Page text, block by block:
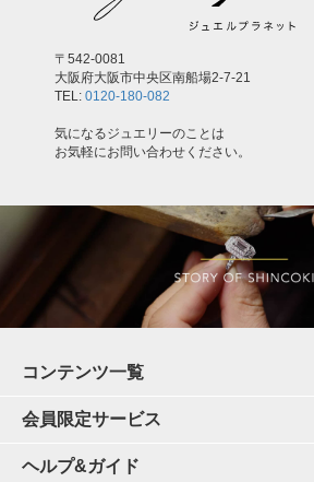
〒542-0081
大阪府大阪市中央区南船場2-7-21
TEL: 0120-180-082
気になるジュエリーのことは
お気軽にお問い合わせください。
コンテンツ一覧
会員限定サービス
ヘルプ&ガイド